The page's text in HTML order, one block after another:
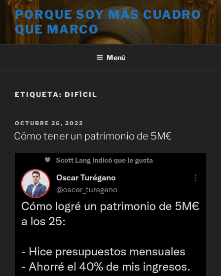
Saltar
contenido
PORQUE SOY MÁS CUADRO
QUE MARCO
Menú
ETIQUETA: DIFÍCIL
PUBLICADO
EL
OCTUBRE 26, 2022
Cómo tener un patrimonio de 5M€